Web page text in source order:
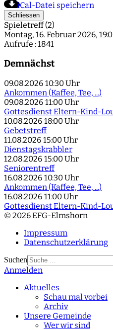
iCal-Datei speichern
Schliessen
Spieletreff (2)
Montag, 16. Februar 2026,
Aufrufe : 1841
Demnächst
09.08.2026 10:30 Uhr
Ankommen (Kaffee, Tee, ...)
09.08.2026 11:00 Uhr
Gottesdienst Eltern-Kind-
10.08.2026 18:00 Uhr
Gebetstreff
11.08.2026 15:00 Uhr
Dienstagskrabbler
12.08.2026 15:00 Uhr
Seniorentreff
16.08.2026 10:30 Uhr
Ankommen (Kaffee, Tee, ...)
16.08.2026 11:00 Uhr
Gottesdienst Eltern-Kind-
© 2026 EFG-Elmshorn
Impressum
Datenschutzerklärung
Suchen
Type 2 or more
Anmelden
Aktuelles
Schau mal vorbei
Archiv
Unsere Gemeinde
Wer wir sind